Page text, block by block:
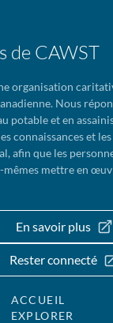
de CAWST
organisation
Nous
potable et en
connaissances et
afin que les
mêmes mettre en
En savoir plus
Rester connecté
ACCUEIL
EXPLORER